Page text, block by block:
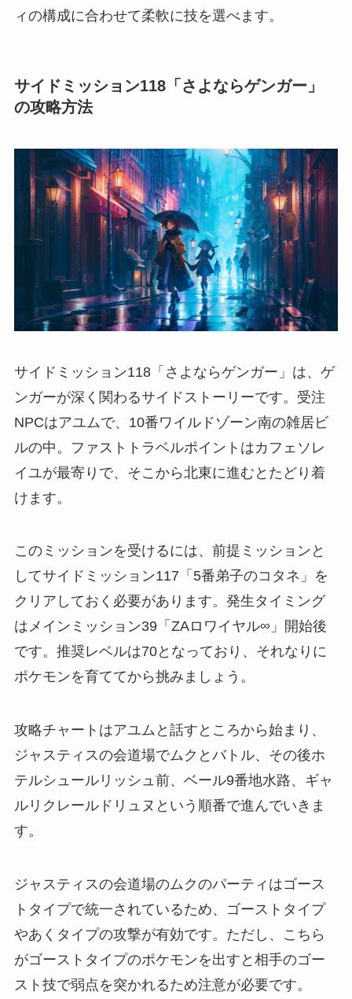
ィの構成に合わせて柔軟に技を選べます。
サイドミッション118「さよならゲンガー」
の攻略方法
サイドミッション118「さよならゲンガー」は、ゲ
ンガーが深く関わるサイドストーリーです。受注
NPCはアユムで、10番ワイルドゾーン南の雑居ビ
ルの中。ファストトラベルポイントはカフェソレ
イユが最寄りで、そこから北東に進むとたどり着
けます。
このミッションを受けるには、前提ミッションと
してサイドミッション117「5番弟子のコタネ」を
クリアしておく必要があります。発生タイミング
はメインミッション39「ZAロワイヤル∞」開始後
です。推奨レベルは70となっており、それなりに
ポケモンを育ててから挑みましょう。
攻略チャートはアユムと話すところから始まり、
ジャスティスの会道場でムクとバトル、その後ホ
テルシュールリッシュ前、ベール9番地水路、ギャ
ルリクレールドリュヌという順番で進んでいきま
す。
ジャスティスの会道場のムクのパーティはゴース
トタイプで統一されているため、ゴーストタイプ
やあくタイプの攻撃が有効です。ただし、こちら
がゴーストタイプのポケモンを出すと相手のゴー
スト技で弱点を突かれるため注意が必要です。